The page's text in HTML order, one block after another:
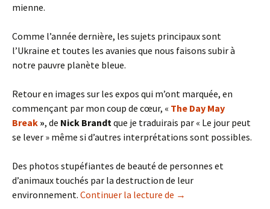
mienne.
Comme l’année dernière, les sujets principaux sont
l’Ukraine et toutes les avanies que nous faisons subir à
notre pauvre planète bleue.
Retour en images sur les expos qui m’ont marquée, en
commençant par mon coup de cœur, « The Day May
Break », de Nick Brandtque je traduirais par « Le jour peut
se lever » même si d’autres interprétations sont possibles.
Des photos stupéfiantes de beauté de personnes et
d’animaux touchés par la destruction de leur
environnement. Continuer la lecture de Visa pour L’image a 35
→